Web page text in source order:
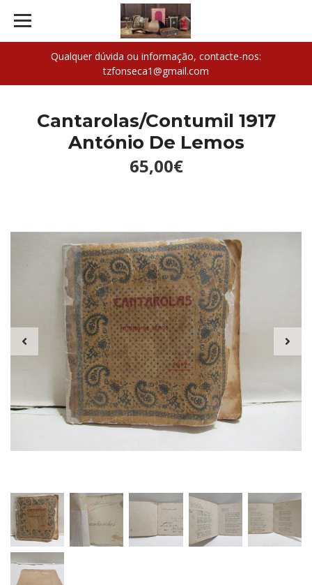
Qualquer dúvida ou informação, contacte-nos:
tzfonseca1@gmail.com
Cantarolas/Contumil 1917
António De Lemos
65,00€